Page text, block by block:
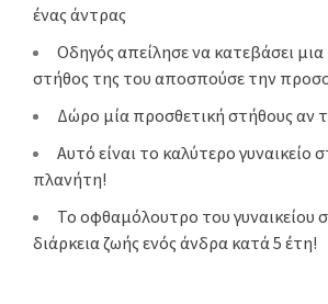
ένας άντρας
Οδηγός απείλησε να κατεβάσει
στήθος της του αποσπούσε την
Δώρο μία προσθετική στήθους αν
Αυτό είναι το καλύτερο γυναικείο
πλανήτη!
Το οφθαμόλουτρο του γυναικείου
διάρκεια ζωής ενός άνδρα κατά 5 έτη!